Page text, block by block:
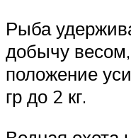
Рыба
добычу
положение
гр до 2 кг.